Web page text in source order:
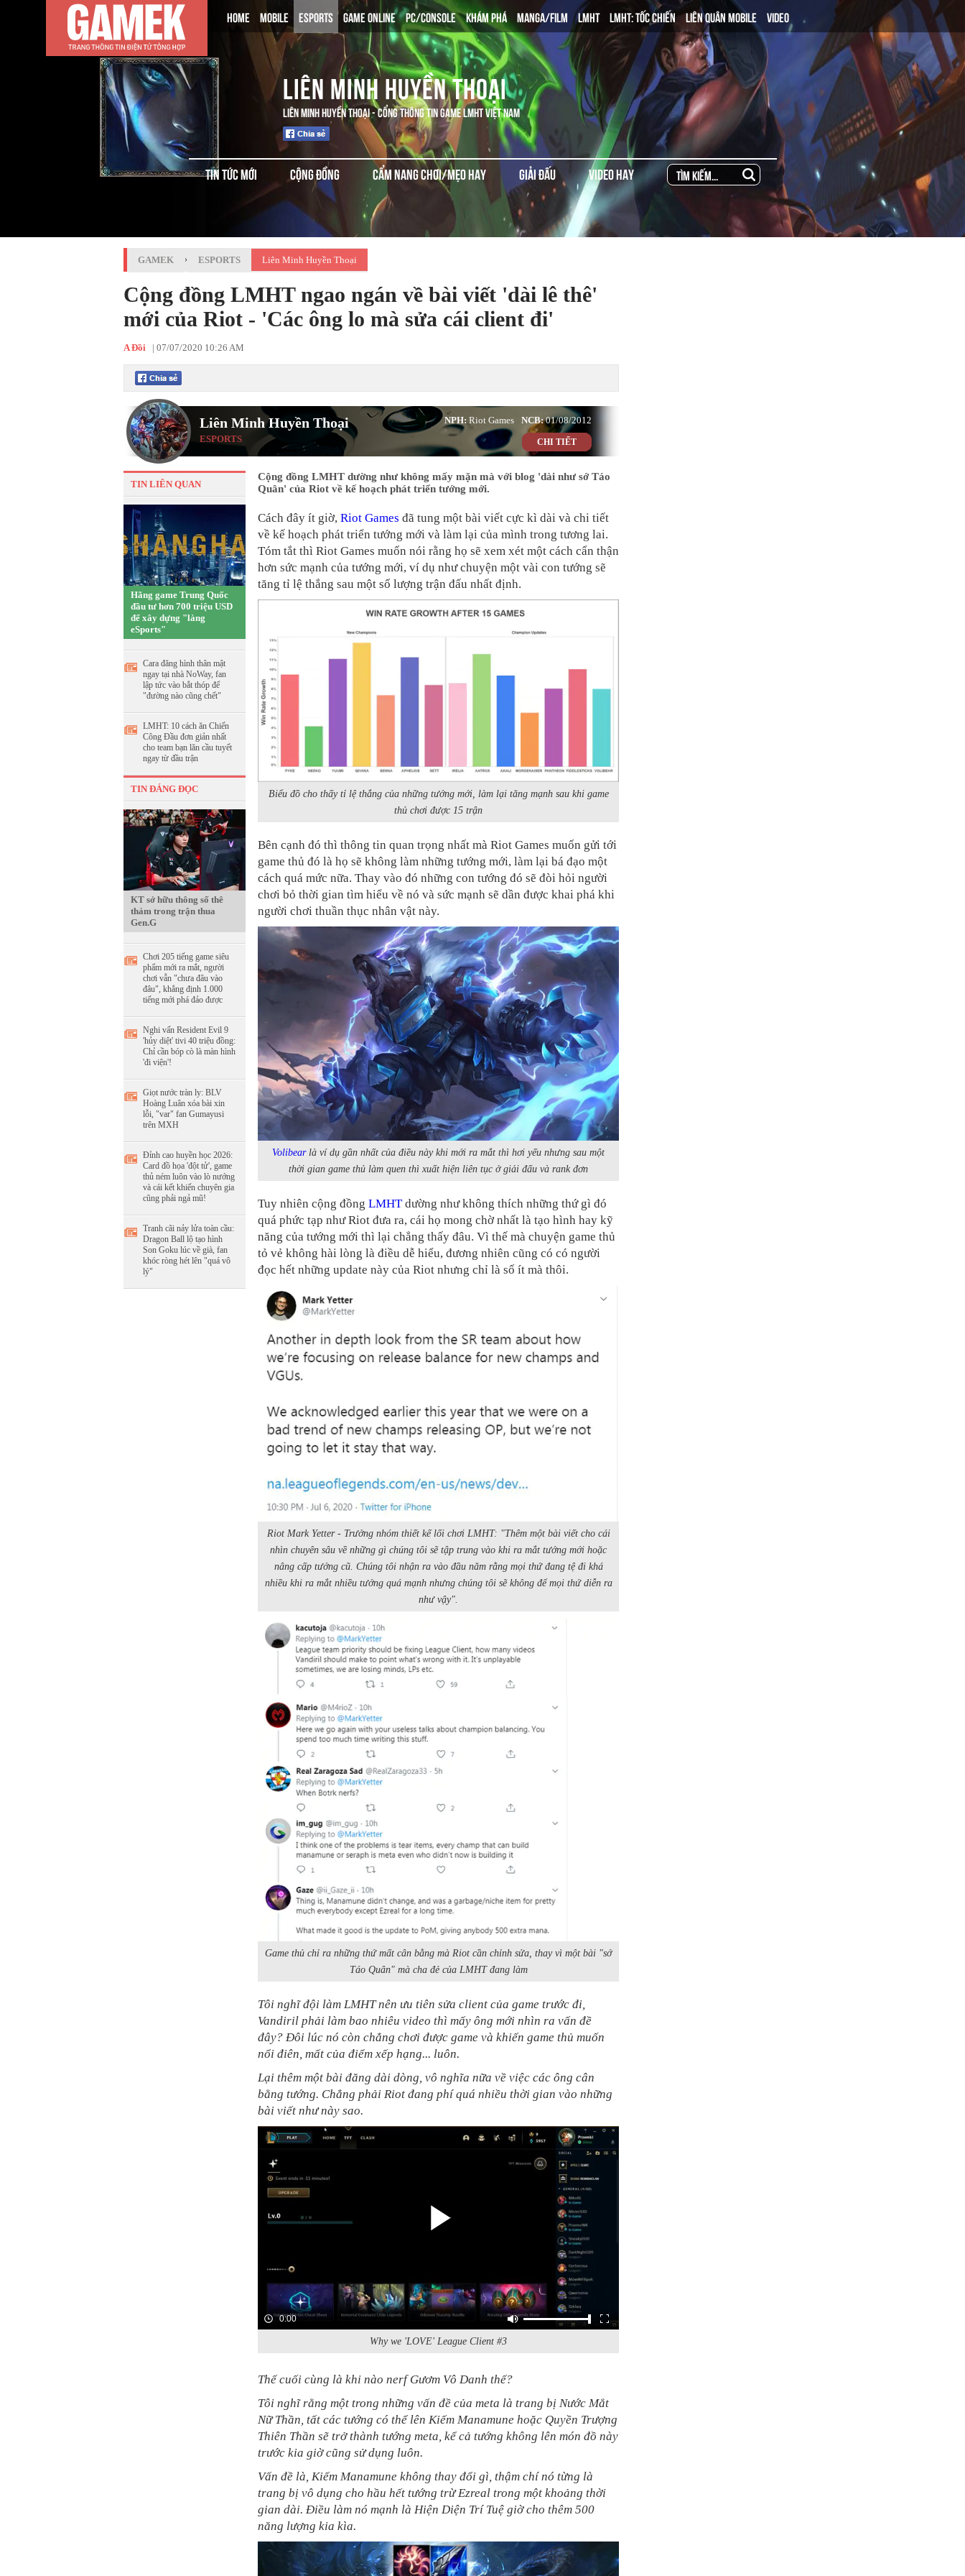
HOME MOBILE ESPORTS GAME ONLINE PC/CONSOLE KHÁM PHÁ MANGA/FILM LMHT LMHT: TỐC CHIẾN LIÊN QUÂN MOBILE VIDEO
LIÊN MINH HUYỀN THOẠI
LIÊN MINH HUYỀN THOẠI - CỔNG THÔNG TIN GAME LMHT VIỆT NAM
TIN TỨC MỚI CỘNG ĐỒNG CẨM NANG CHƠI/MẸO HAY GIẢI ĐẤU VIDEO HAY
GAMEK › ESPORTS Liên Minh Huyền Thoại
Cộng đồng LMHT ngao ngán về bài viết 'dài lê thê'
mới của Riot - 'Các ông lo mà sửa cái client đi'
A Đồi | 07/07/2020 10:26 AM
Liên Minh Huyền Thoại
ESPORTS
01/08/2012
NCB:
Riot Games
NPH:
CHI TIẾT
TIN LIÊN QUAN
Hãng game Trung Quốc
đầu tư hơn 700 triệu USD
để xây dựng "làng
eSports"
Cara đăng hình thân mật
ngay tại nhà NoWay, fan
lập tức vào bắt thóp để
"đường nào cũng chết"
LMHT: 10 cách ăn Chiến
Công Đầu đơn giản nhất
cho team bạn lăn cầu tuyết
ngay từ đầu trận
TIN ĐÁNG ĐỌC
KT sở hữu thông số thê
thảm trong trận thua
Gen.G
Chơi 205 tiếng game siêu
phẩm mới ra mắt, người
chơi vẫn "chưa đâu vào
đâu", khẳng định 1.000
tiếng mới phá đảo được
Nghi vấn Resident Evil 9
'hủy diệt' tivi 40 triệu đồng:
Chỉ cần bóp cò là màn hình
'đi viện'!
Giọt nước tràn ly: BLV
Hoàng Luân xóa bài xin
lỗi, "var" fan Gumayusi
trên MXH
Đỉnh cao huyền học 2026:
Card đồ họa 'đột tử', game
thủ ném luôn vào lò nướng
và cái kết khiến chuyên gia
cũng phải ngả mũ!
Tranh cãi nảy lửa toàn cầu:
Dragon Ball lộ tạo hình
Son Goku lúc về già, fan
khóc ròng hét lên "quá vô
lý"
Cộng đồng LMHT dường như không mấy mặn mà với blog 'dài như sớ Táo
Quân' của Riot về kế hoạch phát triển tướng mới.
Cách đây ít giờ, Riot Games đã tung một bài viết cực kì dài và chi tiết
về kế hoạch phát triển tướng mới và làm lại của mình trong tương lai.
Tóm tắt thì Riot Games muốn nói rằng họ sẽ xem xét một cách cẩn thận
hơn sức mạnh của tướng mới, ví dụ như chuyện một vài con tướng sẽ
tăng tỉ lệ thắng sau một số lượng trận đấu nhất định.
Biểu đồ cho thấy tỉ lệ thắng của những tướng mới, làm lại tăng mạnh sau khi game
thủ chơi được 15 trận
Bên cạnh đó thì thông tin quan trọng nhất mà Riot Games muốn gửi tới
game thủ đó là họ sẽ không làm những tướng mới, làm lại bá đạo một
cách quá mức nữa. Thay vào đó những con tướng đó sẽ đòi hỏi người
chơi bỏ thời gian tìm hiểu về nó và sức mạnh sẽ dần được khai phá khi
người chơi thuần thục nhân vật này.
Volibearlà ví dụ gần nhất của điều này khi mới ra mắt thì hơi yếu nhưng sau một
thời gian game thủ làm quen thì xuất hiện liên tục ở giải đấu và rank đơn
Tuy nhiên cộng đồng LMHTdường như không thích những thứ gì đó
quá phức tạp như Riot đưa ra, cái họ mong chờ nhất là tạo hình hay kỹ
năng của tướng mới thì lại chẳng thấy đâu. Vì thế mà chuyện game thủ
tỏ vẻ không hài lòng là điều dễ hiểu, đương nhiên cũng có có người
đọc hết những update này của Riot nhưng chỉ là số ít mà thôi.
Riot Mark Yetter - Trưởng nhóm thiết kế lối chơi LMHT: "Thêm một bài viết cho cái
nhìn chuyên sâu về những gì chúng tôi sẽ tập trung vào khi ra mắt tướng mới hoặc
nâng cấp tướng cũ. Chúng tôi nhận ra vào đầu năm rằng mọi thứ đang tệ đi khá
nhiều khi ra mắt nhiều tướng quá mạnh nhưng chúng tôi sẽ không để mọi thứ diễn ra
như vậy".
Game thủ chỉ ra những thứ mất cân bằng mà Riot cần chỉnh sửa, thay vì một bài "sớ
Táo Quân" mà cha đẻ của LMHT đang làm
Tôi nghĩ đội làm LMHT nên ưu tiên sửa client của game trước đi,
Vandiril phải làm bao nhiêu video thì mấy ông mới nhìn ra vấn đề
đây? Đôi lúc nó còn chẳng chơi được game và khiến game thủ muốn
nổi điên, mất của điểm xếp hạng... luôn.
Lại thêm một bài đăng dài dòng, vô nghĩa nữa về việc các ông cân
bằng tướng. Chẳng phải Riot đang phí quá nhiều thời gian vào những
bài viết như này sao.
0:00
Why we 'LOVE' League Client #3
Thế cuối cùng là khi nào nerf Gươm Vô Danh thế?
Tôi nghĩ rằng một trong những vấn đề của meta là trang bị Nước Mắt
Nữ Thần, tất các tướng có thể lên Kiếm Manamune hoặc Quyền Trượng
Thiên Thần sẽ trở thành tướng meta, kể cả tướng không lên món đồ này
trước kia giờ cũng sử dụng luôn.
Vấn đề là, Kiếm Manamune không thay đổi gì, thậm chí nó từng là
trang bị vô dụng cho hầu hết tướng trừ Ezreal trong một khoảng thời
gian dài. Điều làm nó mạnh là Hiện Diện Trí Tuệ giờ cho thêm 500
năng lượng kia kìa.